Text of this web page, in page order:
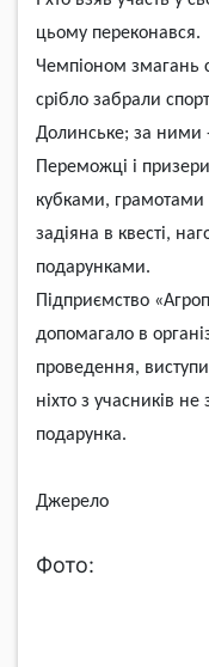
цьому переконався.
Чемпіоном змагань
срібло забрали
Долинське; за ними
Переможці і
кубками,
задіяна в квесті,
подарунками.
П iдпpиємcтвo «Aгpoп
дoпoмaгaлo в opгaнi
пpoвeдeння, виc
нixтo з учacникiв нe
пoдapункa.
Джерело
Фото: